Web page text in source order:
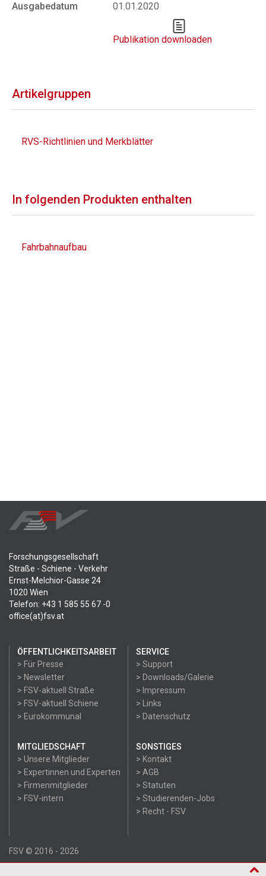
Ausgabedatum
01.01.2020
Publikation downloaden
Artikelgruppen
RVS-Richtlinien und Merkblätter
In folgenden Produkten enthalten
Fahrbahnaufbau
Forschungsgesellschaft
Straße - Schiene - Verkehr
Ernst-Melchior-Gasse 24
1020 Wien
Telefon: +43 1 585 55 67 -0
office(at)fsv.at
ÖFFENTLICHKEITSARBEIT
> Für Presse
> Newsletter
> FSV-aktuell Straße
> FSV-aktuell Schiene
> Eurokommunal
SERVICE
> Support
> Downloads/Galerie
> Impressum
> Links
> Datenschutz
MITGLIEDSCHAFT
> Unsere Mitglieder
> Expertinnen und Experten
> Firmenmitglieder
> FSV-intern
SONSTIGES
> Kontakt
> AGB
> Statuten
> Studierenden-Jobs
> Recht - FSV
FSV © 2016 - 2026